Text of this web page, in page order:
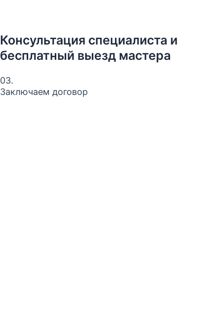
Консультация специалиста и
бесплатный выезд мастера
03.
Заключаем договор